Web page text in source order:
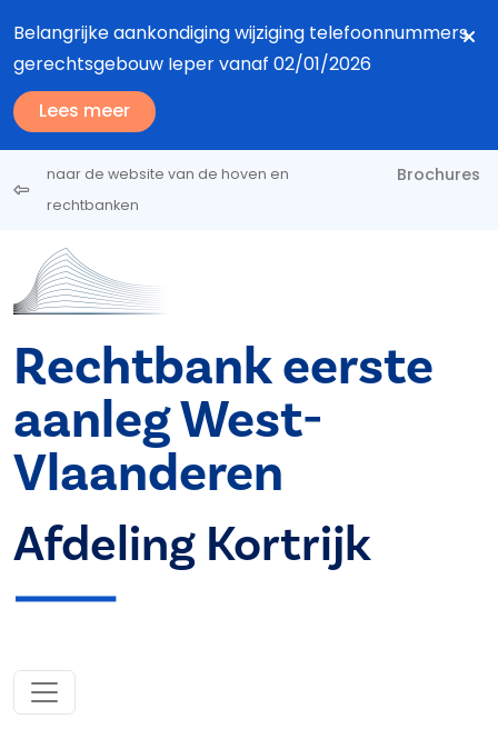
Belangrijke aankondiging wijziging telefoonnummers
gerechtsgebouw Ieper vanaf 02/01/2026
Lees meer
naar de website van de hoven en
rechtbanken
Brochures
Rechtbank eerste
aanleg West-
Vlaanderen
Afdeling Kortrijk